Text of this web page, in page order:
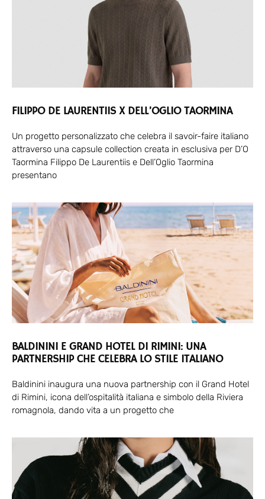
FILIPPO DE LAURENTIIS X DELL’OGLIO TAORMINA
Un progetto personalizzato che celebra il savoir-faire italiano
attraverso una capsule collection creata in esclusiva per D’O
Taormina Filippo De Laurentiis e Dell’Oglio Taormina
presentano
BALDININI E GRAND HOTEL DI RIMINI: UNA
PARTNERSHIP CHE CELEBRA LO STILE ITALIANO
Baldinini inaugura una nuova partnership con il Grand Hotel
di Rimini, icona dell’ospitalità italiana e simbolo della Riviera
romagnola, dando vita a un progetto che